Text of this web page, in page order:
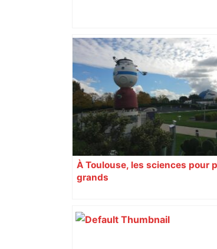
Capilla en bleu ciel pour
temps encore ? Toulouse et
aguets – Rugbynistere
À Toulouse, les sciences pour
grands